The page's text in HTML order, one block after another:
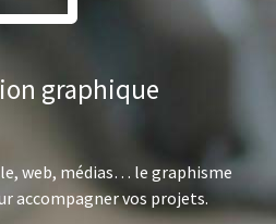
graphique
web, médias… le graphisme
accompagner vos projets.